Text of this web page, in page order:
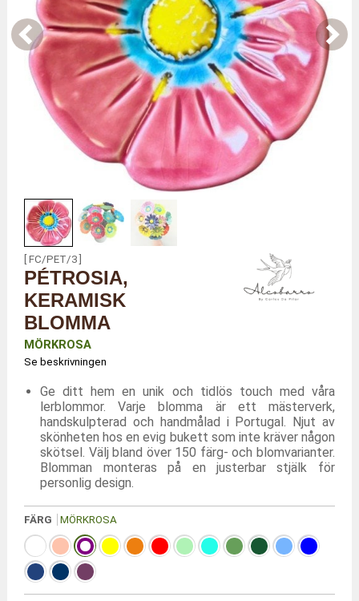
[ FC/PET/3 ]
PÉTROSIA,
KERAMISK
BLOMMA
MÖRKROSA
Se beskrivningen
Ge ditt hem en unik och tidlös touch med våra
lerblommor. Varje blomma är ett mästerverk,
handskulpterad och handmålad i Portugal. Njut av
skönheten hos en evig bukett som inte kräver någon
skötsel. Välj bland över 150 färg- och blomvarianter.
Blomman monteras på en justerbar stjälk för
personlig design.
FÄRG MÖRKROSA